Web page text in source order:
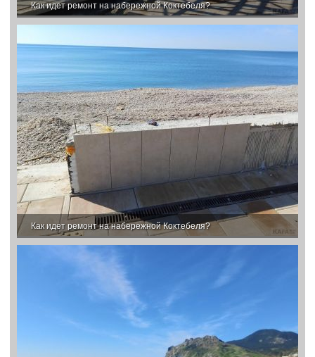
Как идет ремонт на набережной Коктебеля?
Как идет ремонт на набережной Коктебеля?